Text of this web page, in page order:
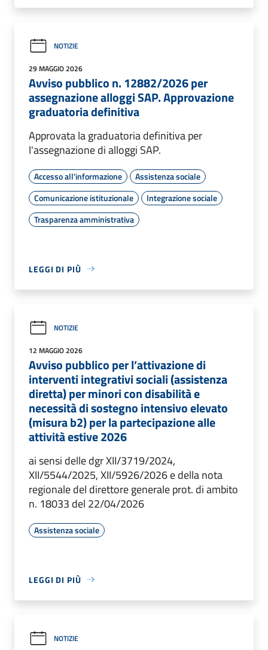
NOTIZIE
29 MAGGIO 2026
Avviso pubblico n. 12882/2026 per
assegnazione alloggi SAP. Approvazione
graduatoria definitiva
Approvata la graduatoria definitiva per
l'assegnazione di alloggi SAP.
Accesso all'informazione
Assistenza sociale
Comunicazione istituzionale
Integrazione sociale
Trasparenza amministrativa
LEGGI DI PIÙ
NOTIZIE
12 MAGGIO 2026
Avviso pubblico per l’attivazione di
interventi integrativi sociali (assistenza
diretta) per minori con disabilità e
necessità di sostegno intensivo elevato
(misura b2) per la partecipazione alle
attività estive 2026
ai sensi delle dgr XII/3719/2024,
XII/5544/2025, XII/5926/2026 e della nota
regionale del direttore generale prot. di ambito
n. 18033 del 22/04/2026
Assistenza sociale
LEGGI DI PIÙ
NOTIZIE